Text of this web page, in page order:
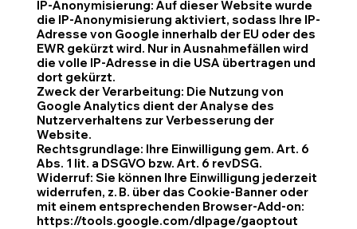
IP-Anonymisierung: Auf dieser Website wurde
die IP-Anonymisierung aktiviert, sodass Ihre IP-
Adresse von Google innerhalb der EU oder des
EWR gekürzt wird. Nur in Ausnahmefällen wird
die volle IP-Adresse in die USA übertragen und
dort gekürzt.
Zweck der Verarbeitung: Die Nutzung von
Google Analytics dient der Analyse des
Nutzerverhaltens zur Verbesserung der
Website.
Rechtsgrundlage: Ihre Einwilligung gem. Art. 6
Abs. 1 lit. a DSGVO bzw. Art. 6 revDSG.
Widerruf: Sie können Ihre Einwilligung jederzeit
widerrufen, z. B. über das Cookie-Banner oder
mit einem entsprechenden Browser-Add-on:
https://tools.google.com/dlpage/gaoptout